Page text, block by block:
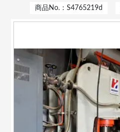
商品No.：S4765219d